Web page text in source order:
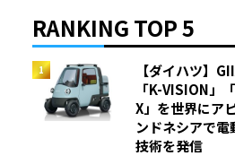
RANKING TOP 5
【ダイハツ】
「K-VISION」
X」を世界にア
ンドネシアで電
技術を発信